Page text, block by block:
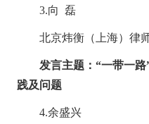
3.向 磊
北京炜衡（上海）律
发言主题： “一带一
践及问题
4.余盛兴